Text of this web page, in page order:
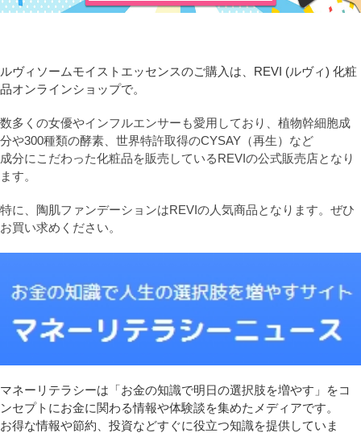
ルヴィソームモイストエッセンスのご購入は、REVI (ルヴィ) 化粧
品オンラインショップで。
数多くの女優やインフルエンサーも愛用しており、植物幹細胞成
分や300種類の酵素、世界特許取得のCYSAY（再生）など
成分にこだわった化粧品を販売しているREVIの公式販売店となり
ます。
特に、陶肌ファンデーションはREVIの人気商品となります。ぜひ
お買い求めください。
マネーリテラシーは「お金の知識で明日の選択肢を増やす」をコ
ンセプトにお金に関わる情報や体験談を集めたメディアです。
お得な情報や節約、投資などすぐに役立つ知識を提供していま